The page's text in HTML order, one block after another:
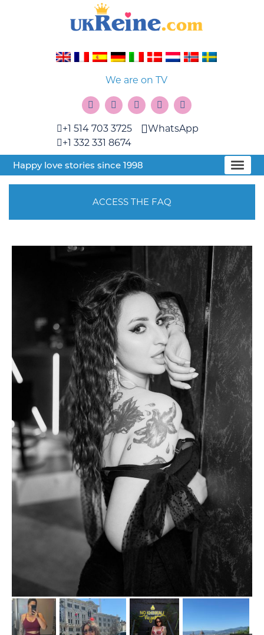
We are on TV
+1 514 703 3725
+1 332 331 8674
WhatsApp
Happy love stories since 1998
ACCESS THE FAQ